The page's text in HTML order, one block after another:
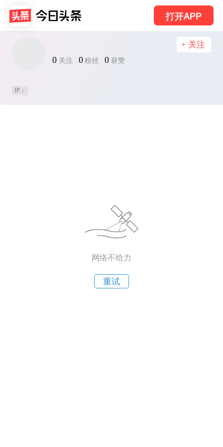
打开APP
0 关注 0 粉丝 0 获赞
+ 关注
IP：
网络不给力
重试